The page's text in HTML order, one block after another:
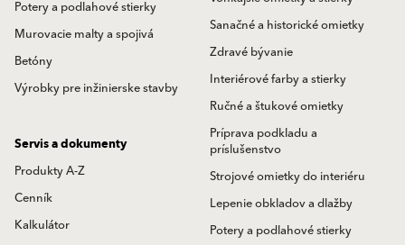
Potery a podlahové stierky
Murovacie malty a spojivá
Betóny
Výrobky pre inžinierske stavby
Sanačné a historické omietky
Zdravé bývanie
Interiérové farby a stierky
Ručné a štukové omietky
Príprava podkladu a
príslušenstvo
Strojové omietky do interiéru
Lepenie obkladov a dlažby
Potery a podlahové stierky
Servis a dokumenty
Produkty A-Z
Cenník
Kalkulátor